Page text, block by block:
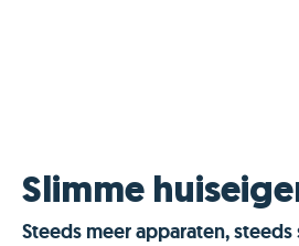
Slimme
Steeds meer apparaten,